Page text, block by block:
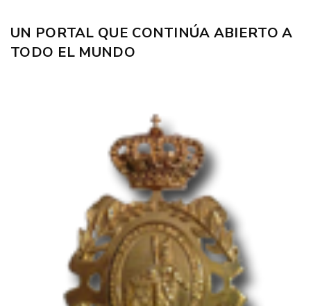
UN PORTAL QUE CONTINÚA ABIERTO A
TODO EL MUNDO